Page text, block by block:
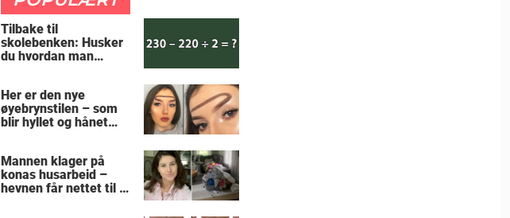
Tilbake til
skolebenken: Husker
du hvordan man
Her er den nye
øyebrynstilen – som
blir hyllet og hånet
Mannen klager på
konas husarbeid –
hevnen får nettet til å